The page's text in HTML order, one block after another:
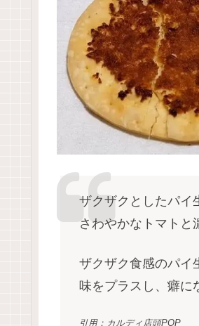
ザクザクとしたパイ
さわやかなトマトと
ザクザク食感のパイ
味をプラスし、癖に
引用：カルディ店頭POP